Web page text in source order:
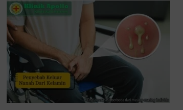
7 Fakta Penting
tentang Kutil
Kelamin: Apakah Bisa